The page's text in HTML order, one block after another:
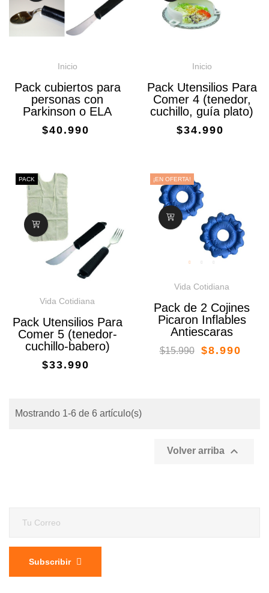
Inicio
Pack cubiertos para
personas con
Parkinson o ELA
$40.990
Inicio
Pack Utensilios Para
Comer 4 (tenedor,
cuchillo, guía plato)
$34.990
PACK
Vida Cotidiana
Pack Utensilios Para
Comer 5 (tenedor-
cuchillo-babero)
$33.990
¡EN OFERTA!
Vida Cotidiana
Pack de 2 Cojines
Picaron Inflables
Antiescaras
$15.990 $8.990
Mostrando 1-6 de 6 artículo(s)
Volver arriba 
Subscribir